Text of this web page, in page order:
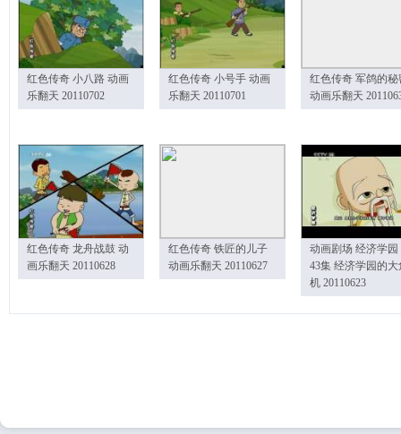
红色传奇 小八路 动画
乐翻天 20110702
红色传奇 小号手 动画
乐翻天 20110701
红色传奇 军鸽的秘
动画乐翻天
红色传奇 龙舟战鼓 动
画乐翻天 20110628
红色传奇 铁匠的儿子
动画乐翻天 20110627
动画剧场 经济学园
43集 经济学园的大
机 20110623